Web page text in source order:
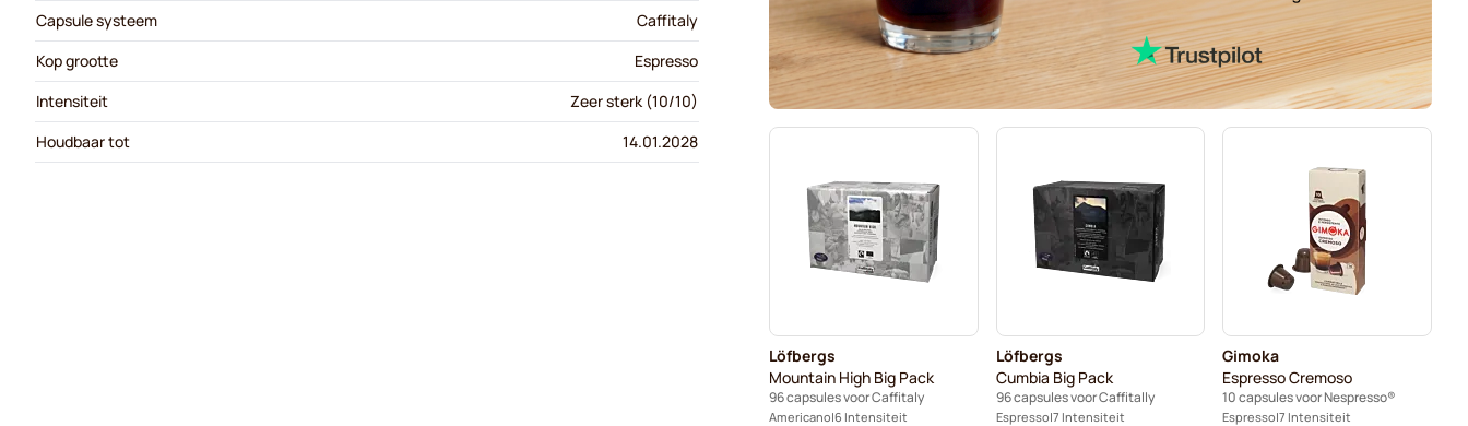
Löfbergs
Mountain High Big Pack
96 capsules voor Caffitaly
Americano 6 Intensiteit
Löfbergs
Cumbia Big Pack
96 capsules voor Caffitally
Espresso 7 Intensiteit
Gimoka
Espresso Cremoso
10 capsules voor Nespresso®
Espresso 7 Intensiteit
Capsule systeem
Caffitaly
Kop grootte
Espresso
Intensiteit
Zeer sterk (10/10)
Houdbaar tot
14.01.2028